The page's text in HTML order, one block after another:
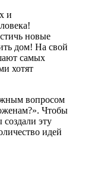
и
новые
дом! На свой
самых
хотят
вопросом
Чтобы
эту
идей